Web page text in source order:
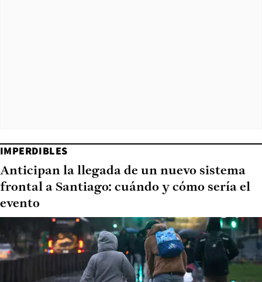
IMPERDIBLES
Anticipan la llegada de un nuevo sistema
frontal a Santiago: cuándo y cómo sería el
evento